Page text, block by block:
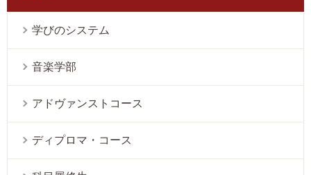
学びのシステム
音楽学部
アドヴァンストコース
ディプロマ・コース